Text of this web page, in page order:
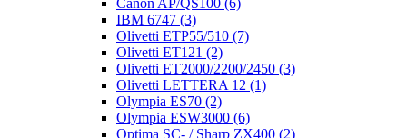
Canon AP/QS100 (6)
IBM 6747 (3)
Olivetti ETP55/510 (7)
Olivetti ET121 (2)
Olivetti ET2000/2200/2450 (3)
Olivetti LETTERA 12 (1)
Olympia ES70 (2)
Olympia ESW3000 (6)
Optima SC- / Sharp ZX400 (2)